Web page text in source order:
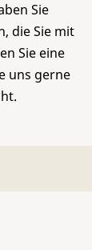
Sie
die Sie mit
Sie eine
uns gerne